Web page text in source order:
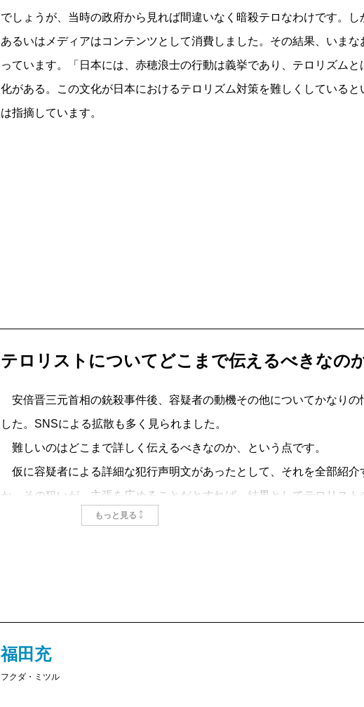
でしょうが、当時の政府から見れば間違いなく暗殺テロなわけです。し
あるいはメディアはコンテンツとして消費しました。その結果、いま
っています。「日本には、赤穂浪士の行動は義挙であり、テロリズム
化がある。この文化が日本におけるテロリズム対策を難しくしている
は指摘しています。
テロリストについてどこまで伝えるべきなの
安倍晋三元首相の銃殺事件後、容疑者の動機その他についてかなりの
した。SNSによる拡散も多く見られました。
難しいのはどこまで詳しく伝えるべきなのか、という点です。
仮に容疑者による詳細な犯行声明文があったとして、それを全部紹介
か。その狙いが、主張を広めることだとすれば、結果としてテロリスト
そんな成功例があれば、次のテロリストも主義主張を広めるために、誰
い方をすれば、テロの話題は「数字を稼げる」ネタだという面があるの
もっと見る
福田充
フクダ・ミツル